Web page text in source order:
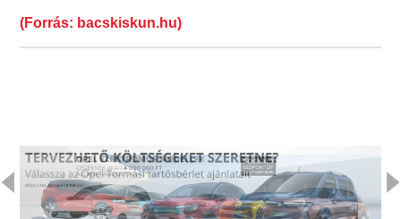
(Forrás: bacskiskun.hu)